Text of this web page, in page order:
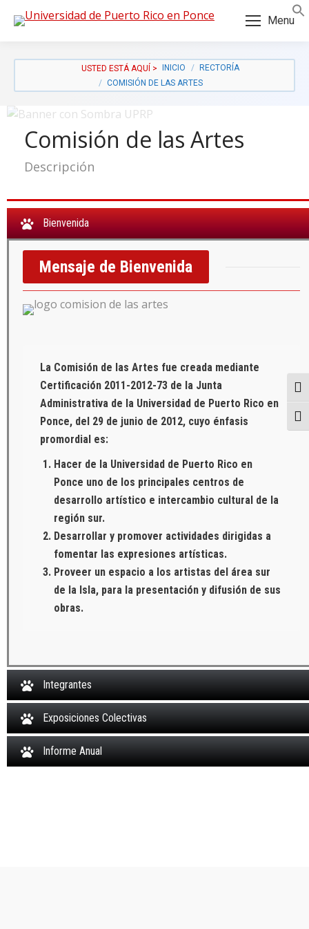
Menu
INICIO
RECTORÍA
COMISIÓN DE LAS ARTES
Comisión de las Artes
Descripción
Bienvenida
Mensaje de Bienvenida
La Comisión de las Artes fue creada mediante
Certificación 2011-2012-73 de la Junta
Administrativa de la Universidad de Puerto Rico en
Ponce, del 29 de junio de 2012, cuyo énfasis
promordial es:
Hacer de la Universidad de Puerto Rico en
Ponce uno de los principales centros de
desarrollo artístico e intercambio cultural de la
región sur.
Desarrollar y promover actividades dirigidas a
fomentar las expresiones artísticas.
Proveer un espacio a los artistas del área sur
de la Isla, para la presentación y difusión de sus
obras.
Integrantes
Exposiciones Colectivas
Informe Anual